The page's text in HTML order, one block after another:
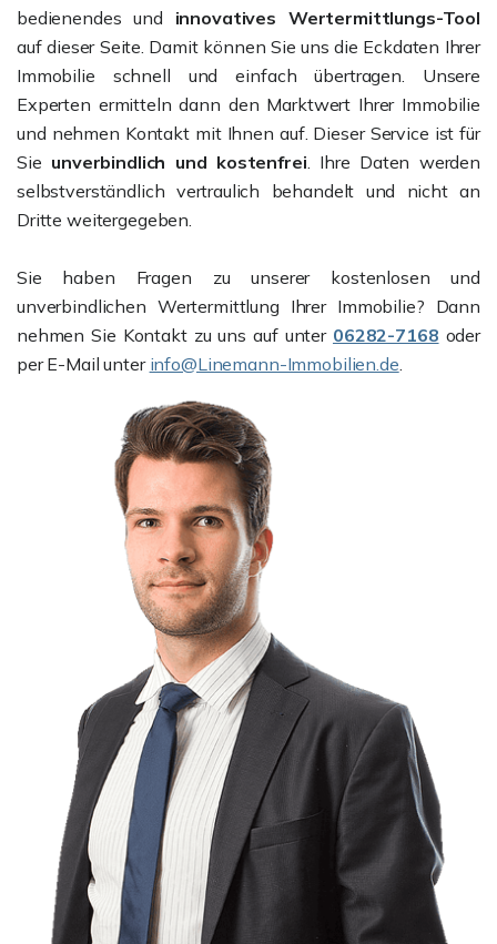
bedienendes und innovatives Wertermittlungs-Tool
auf dieser Seite. Damit können Sie uns die Eckdaten Ihrer
Immobilie schnell und einfach übertragen. Unsere
Experten ermitteln dann den Marktwert Ihrer Immobilie
und nehmen Kontakt mit Ihnen auf. Dieser Service ist für
Sie unverbindlich und kostenfrei. Ihre Daten werden
selbstverständlich vertraulich behandelt und nicht an
Dritte weitergegeben.
Sie haben Fragen zu unserer kostenlosen und
unverbindlichen Wertermittlung Ihrer Immobilie? Dann
nehmen Sie Kontakt zu uns auf unter 06282-7168 oder
per E-Mail unter info@Linemann-Immobilien.de.